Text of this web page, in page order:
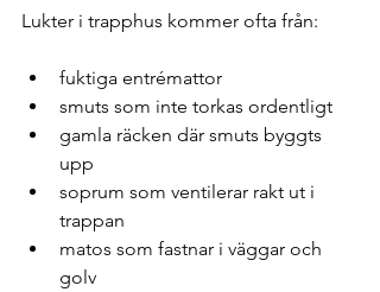
Lukter i trapphus kommer ofta från:
fuktiga entrémattor
smuts som inte torkas ordentligt
gamla räcken där smuts byggts
upp
soprum som ventilerar rakt ut i
trappan
matos som fastnar i väggar och
golv